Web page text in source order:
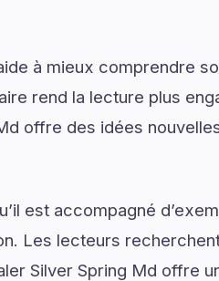
à mieux comprendre
rend la lecture plus
offre des idées
est accompagné
Les lecteurs
Silver Spring Md offre